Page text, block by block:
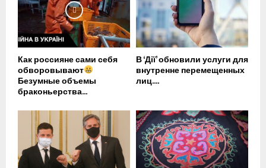
Как россияне сами себя
обворовывают
Безумные объемы
браконьерства...
В ‘Дії’ обновили услуги для
внутренне перемещенных
лиц....